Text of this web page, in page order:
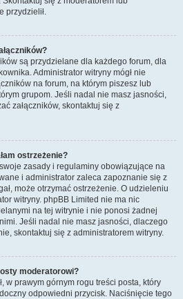
przydzielił.
są przydzielane dla każdego forum, dla
Administrator witryny mógł nie
na forum, na którym piszesz lub
grupom. Jeśli nadal nie masz jasności,
załączników, skontaktuj się z
ostrzeżenie?
zasady i regulaminy obowiązujące na
i administrator zaleca zapoznanie się z
może otrzymać ostrzeżenie. O udzieleniu
witryny. phpBB Limited nie ma nic
na tej witrynie i nie ponosi żadnej
Jeśli nadal nie masz jasności, dlaczego
skontaktuj się z administratorem witryny.
moderatorowi?
w prawym górnym rogu treści posta, który
odpowiedni przycisk. Naciśnięcie tego